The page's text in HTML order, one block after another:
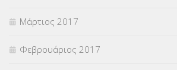
Μάρτιος 2017
Φεβρουάριος 2017